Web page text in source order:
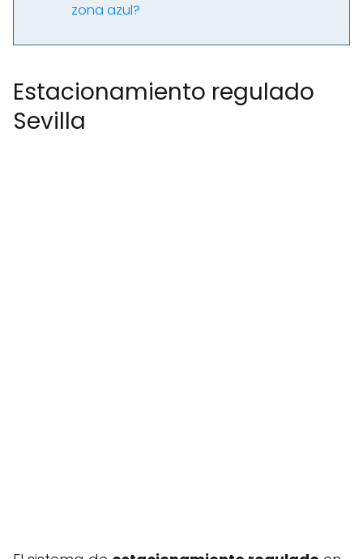
zona azul?
Estacionamiento regulado
Sevilla